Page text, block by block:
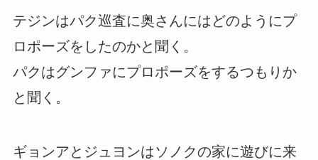
テジンはパク巡査に奥さんにはどのようにプ
ロポーズをしたのかと聞く。
パクはグンファにプロポーズをするつもりか
と聞く。
ギョンアとジュヨンはソノクの家に遊びに来